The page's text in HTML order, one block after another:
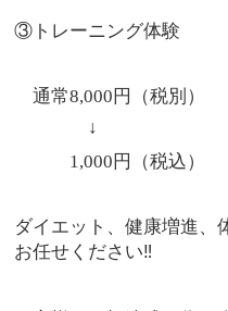
③トレーニング体験
通常8,000 円（税別）
↓
1,000 円（税込）
ダイエット、健康増進、
お任せください‼️